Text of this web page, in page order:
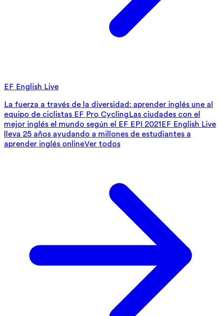
EF English Live
La fuerza a través de la diversidad: aprender inglés une al
equipo de ciclistas EF Pro CyclingLas ciudades con el
mejor inglés el mundo según el EF EPI 2021EF English Live
lleva 25 años ayudando a millones de estudiantes a
aprender inglés onlineVer todos